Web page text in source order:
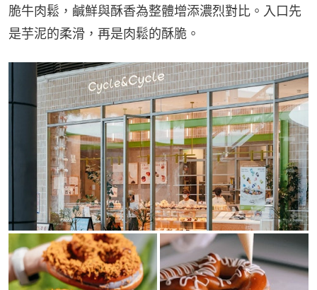
脆牛肉鬆，鹹鮮與酥香為整體增添濃烈對比。入口先
是芋泥的柔滑，再是肉鬆的酥脆。